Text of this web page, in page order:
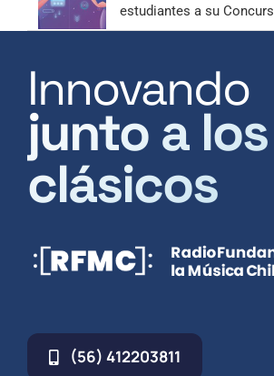
estudiantes a su
Innovando
junto a los
clásicos
(56) 412203811